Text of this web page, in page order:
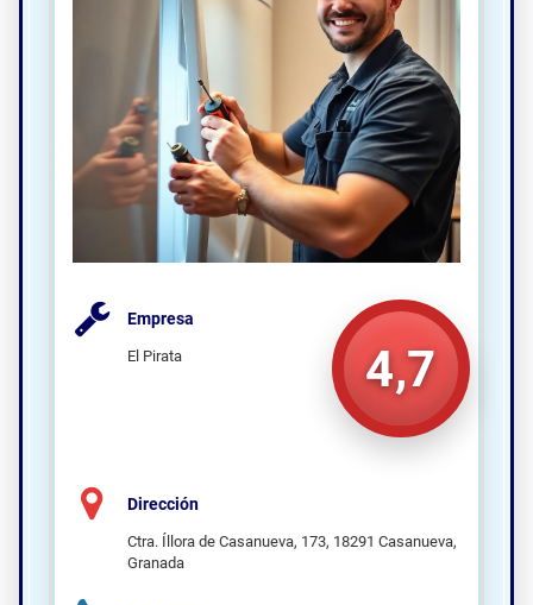
4,7
Empresa
El Pirata
Dirección
Ctra. Íllora de Casanueva, 173, 18291 Casanueva,
Granada